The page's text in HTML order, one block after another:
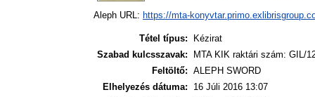
Aleph URL: https://mta-
Tétel típus:
Kézirat
Szabad kulcsszavak:
MTA KIK raktári szám: GIL/
Feltöltő: ALEPH SWORD
Elhelyezés dátuma:
16 Júli 2016 13:07